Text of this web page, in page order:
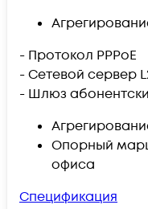
- Протокол PPPoE
- Сетевой сервер
- Шлюз
Опорный
офиса
Спецификация